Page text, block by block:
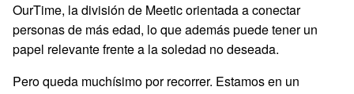
OurTime, la división de Meetic orientada a conectar
personas de más edad, lo que además puede tener un
papel relevante frente a la soledad no deseada.
Pero queda muchísimo por recorrer. Estamos en un